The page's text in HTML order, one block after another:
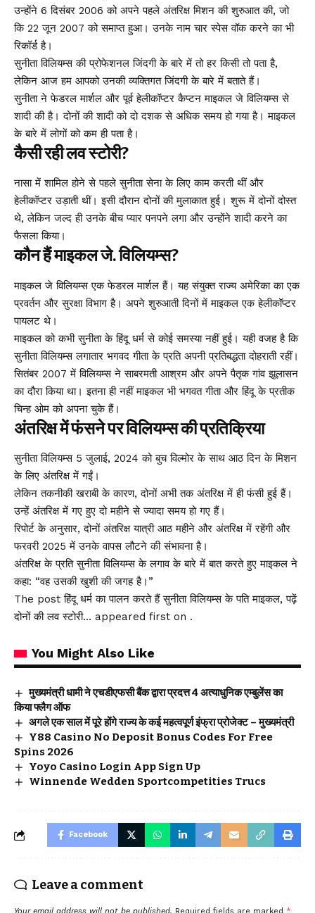
उन्होंने 6 दिसंबर 2006 को अपने पहले अंतरिक्ष मिशन की शुरुआत की, जो
कि 22 जून 2007 को समाप्त हुआ। उनके नाम चार स्पेस वॉक करने का भी
रिकॉर्ड है।
सुनीता विलियम्स की प्रोफेशनल जिंदगी के बारे में तो हर किसी तो पता है,
लेकिन आज हम आपको उनकी व्यक्तिगत जिंदगी के बारे में बताते हैं।
सुनीता ने फेडरल मार्शल और पूर्व हेलीकॉप्टर कैप्टन माइकल जे विलियम्स से
शादी की है। दोनों की शादी को दो दशक से अधिक समय हो गया है। माइकल
के बारे में लोगों को कम ही पता है।
कैसी रही लव स्टोरी?
नासा में शामिल होने से पहले सुनीता सेना के लिए काम करती थीं और
हेलीकॉप्टर उड़ाती थीं। इसी दौरान दोनों की मुलाकात हुई। शुरू में दोनों दोस्त
थे, लेकिन जल्द ही उनके बीच प्यार पनपने लगा और उन्होंने शादी करने का
फैसला किया।
कौन हैं माइकल जे. विलियम्स?
माइकल जे विलियम्स एक फेडरल मार्शल हैं। यह संयुक्त राज्य अमेरिका का एक
प्रवर्तन और सुरक्षा विभाग है। अपने शुरुआती दिनों में माइकल एक हेलीकॉप्टर
पायलट थे।
माइकल को कभी सुनीता के हिंदू धर्म से कोई समस्या नहीं हुई। यही वजह है कि
सुनीता विलियम्स लगातार भगवद गीता के प्रति अपनी प्रतिबद्धता दोहराती रहीं।
सितंबर 2007 में विलियम्स ने साबरमती आश्रम और अपने पैतृक गांव झूलासन
का दौरा किया था। इतना ही नहीं माइकल भी भगवत गीता और हिंदू के प्रतीक
चिन्ह ओम को अपना चुके हैं।
अंतरिक्ष में फंसने पर विलियम्स की प्रतिक्रिया
सुनीता विलियम्स 5 जुलाई, 2024 को बुच विल्मोर के साथ आठ दिन के मिशन
के लिए अंतरिक्ष में गईं।
लेकिन तकनीकी खराबी के कारण, दोनों अभी तक अंतरिक्ष में ही फंसी हुई हैं।
उन्हें अंतरिक्ष में गए हुए दो महीने से ज्यादा समय हो गए हैं।
रिपोर्ट के अनुसार, दोनों अंतरिक्ष यात्री आठ महीने और अंतरिक्ष में रहेंगी और
फरवरी 2025 में उनके वापस लौटने की संभावना है।
अंतरिक्ष के प्रति सुनीता विलियम्स के लगाव के बारे में बात करते हुए माइकल ने
कहा: “वह उसकी खुशी की जगह है।”
The post हिंदू धर्म का पालन करते हैं सुनीता विलियम्स के पति माइकल, पढ़ें
दोनों की लव स्टोरी… appeared first on .
You Might Also Like
मुख्यमंत्री धामी ने एचडीएफसी बैंक द्वारा प्रदत्त 4 अत्याधुनिक एम्बुलेंस का
किया फ्लैग ऑफ
अगले एक साल में पूरे होंगे राज्य के कई महत्वपूर्ण इंफ्रा प्रोजेक्ट – मुख्यमंत्री
Y88 Casino No Deposit Bonus Codes For Free
Spins 2026
Yoyo Casino Login App Sign Up
Winnende Wedden Sportcompetities Trucs
Facebook
Leave a comment